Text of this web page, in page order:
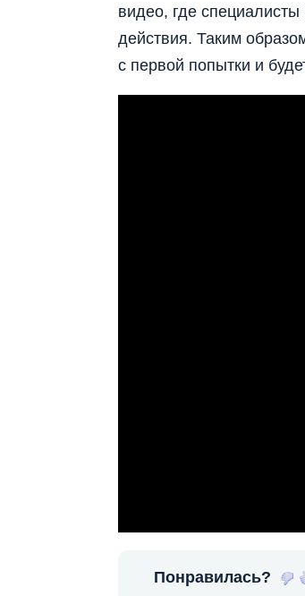
видео, где
действия. Таким
с первой попытки и
Понравилась?